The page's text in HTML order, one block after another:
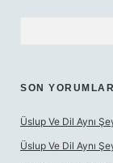
SON YORUMLAR
Üslup Ve Dil Aynı
Üslup Ve Dil Aynı